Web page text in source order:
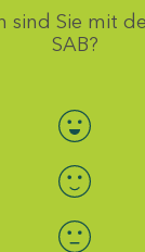
sind Sie mit
SAB?